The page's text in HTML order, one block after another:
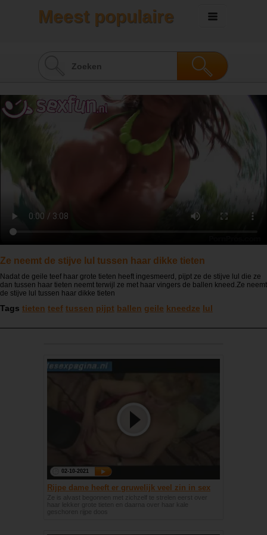
Meest populaire
Ze neemt de stijve lul tussen haar dikke tieten
Nadat de geile teef haar grote tieten heeft ingesmeerd, pijpt ze de stijve lul die ze
dan tussen haar tieten neemt terwijl ze met haar vingers de ballen kneed.Ze neemt
de stijve lul tussen haar dikke tieten
Tags tieten teef tussen pijpt ballen geile kneedze lul
02-10-2021
Rijpe dame heeft er gruwelijk veel zin in sex
Ze is alvast begonnen met zichzelf te strelen eerst over
haar lekker grote tieten en daarna over haar kale